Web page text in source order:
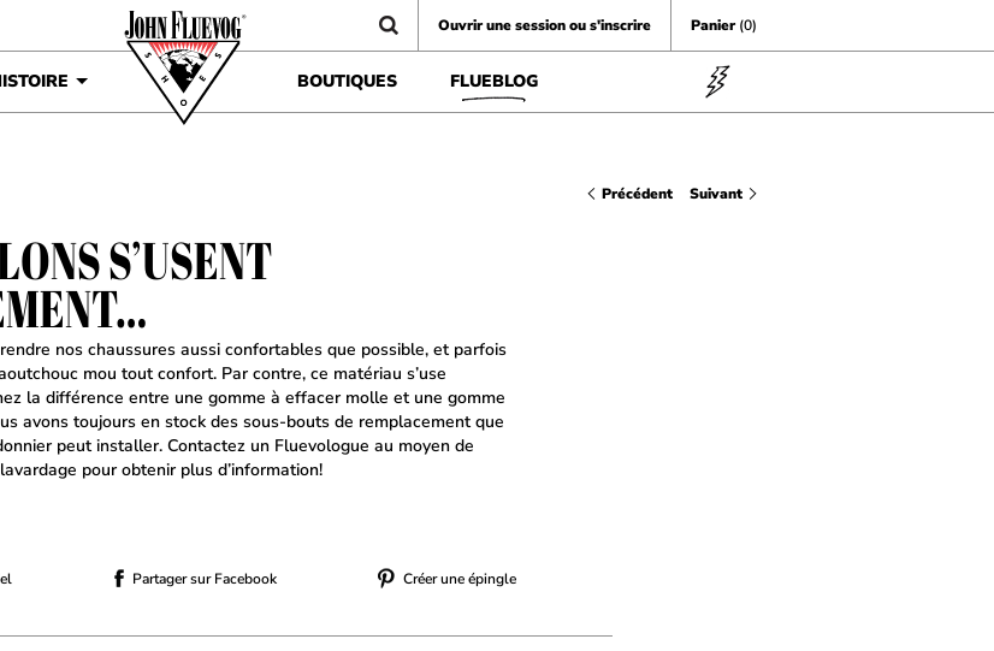
Ouvrir une session ou s'inscrire Panier(0)
BOUTIQUES FLUEBLOG
Précédent Suivant
S’USENT
nos chaussures aussi confortables que possible, et parfois
mou tout confort. Par contre, ce matériau s’use
la différence entre une gomme à effacer molle et une gomme
avons toujours en stock des sous-bouts de remplacement que
peut installer. Contactez un Fluevologue au moyen de
pour obtenir plus d’information!
Partager sur Facebook Créer une épingle